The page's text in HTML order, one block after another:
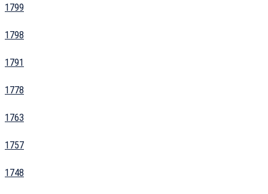
1799
1798
1791
1778
1763
1757
1748